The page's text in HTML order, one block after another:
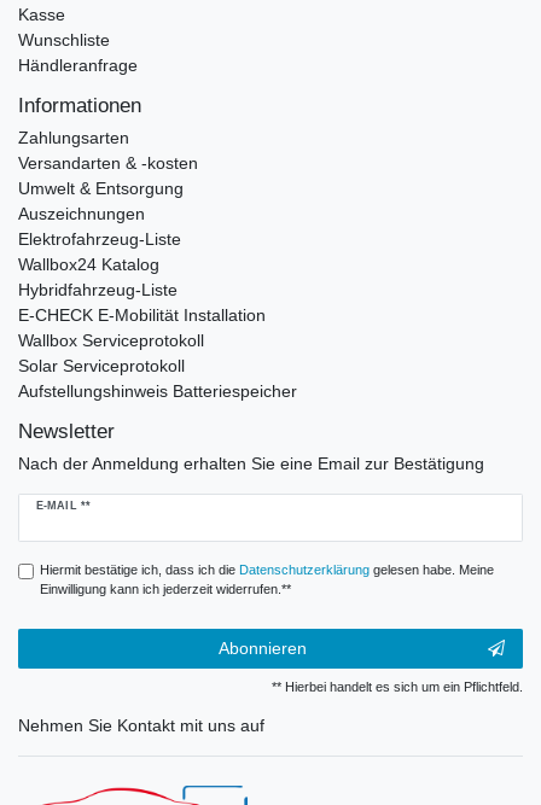
Kasse
Wunschliste
Händleranfrage
Informationen
Zahlungsarten
Versandarten & -kosten
Umwelt & Entsorgung
Auszeichnungen
Elektrofahrzeug-Liste
Wallbox24 Katalog
Hybridfahrzeug-Liste
E-CHECK E-Mobilität Installation
Wallbox Serviceprotokoll
Solar Serviceprotokoll
Aufstellungshinweis Batteriespeicher
Newsletter
Nach der Anmeldung erhalten Sie eine Email zur Bestätigung
E-MAIL **
Newsletter
Hiermit bestätige ich, dass ich die Daten­schutz­erklärunggelesen habe. Meine
Einwilligung kann ich jederzeit widerrufen.**
Abonnieren
** Hierbei handelt es sich um ein Pflichtfeld.
Nehmen Sie Kontakt mit uns auf